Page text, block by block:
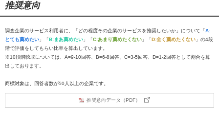
推奨意向
調査企業のサービス利用者に、「どの程度その企業のサービスを推奨したいか」について「A:
とても薦めたい 」「B:まあ薦めたい 」「C:あまり薦めたくない 」「D:全く薦めたくない 」の4段
階で評価をしてもらい比率を算出しています。
※10段階聴取については、A=9-10回答、B=6-8回答、C=3-5回答、D=1-2回答として割合を算
出しております。
商標対象は、回答者数が50人以上の企業です。
推奨意向データ（PDF）